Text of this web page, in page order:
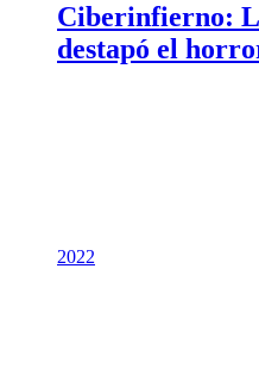
Ciberinfierno:
destapó el
2022